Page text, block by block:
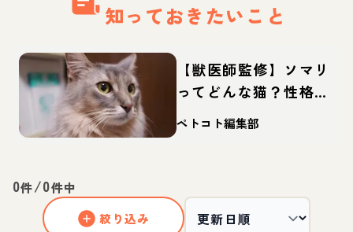
知っておきたいこと
【獣医師監修】ソマリ
ってどんな猫？性格・
体重・寿命の特徴・迎
え方
ペトコト編集部
0件/0件中
絞り込み